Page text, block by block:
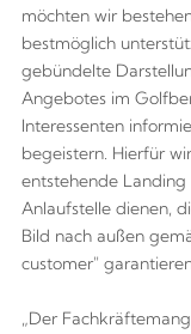
möchten wir
bestmöglich
gebündelte
Angebotes im
Interessenten
begeistern. Hierfür
entstehende Landing
Anlaufstelle dienen,
Bild nach außen
customer"
„Der